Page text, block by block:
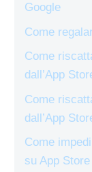
Google
Come
Come
dall’App
Come
dall’App
Come
su App